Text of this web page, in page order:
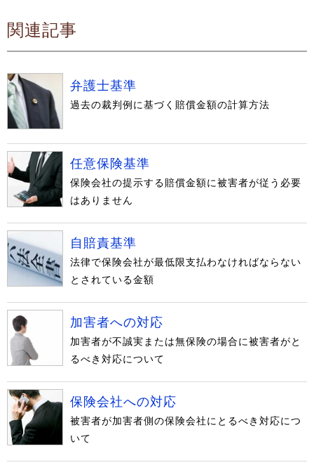
関連記事
弁護士基準
過去の裁判例に基づく賠償金額の計算方法
任意保険基準
保険会社の提示する賠償金額に被害者が従う必要
はありません
自賠責基準
法律で保険会社が最低限支払わなければならない
とされている金額
加害者への対応
加害者が不誠実または無保険の場合に被害者がと
るべき対応について
保険会社への対応
被害者が加害者側の保険会社にとるべき対応につ
いて